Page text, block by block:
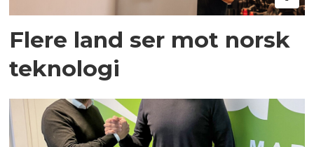
Flere land ser mot norsk
teknologi